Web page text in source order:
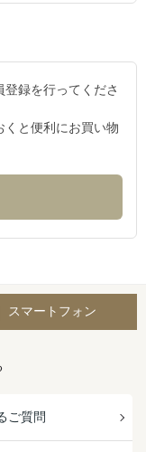
録を行ってくださ
くと便利にお買い物
スマートフォン
ご質問